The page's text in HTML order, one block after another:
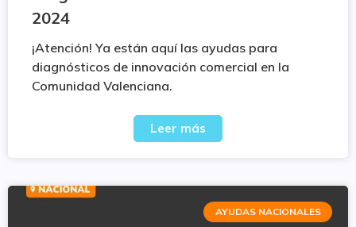
2024
¡Atención! Ya están aquí las ayudas para
diagnósticos de innovación comercial en la
Comunidad Valenciana.
Leer más
AYUDAS NACIONALES